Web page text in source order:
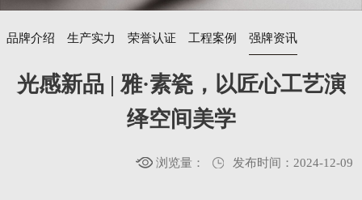
品牌介绍 生产实力 荣誉认证 工程案例 强牌资讯
光感新品 | 雅·素瓷，以匠心工艺演
绎空间美学
发布时间：2024-12-09
浏览量：